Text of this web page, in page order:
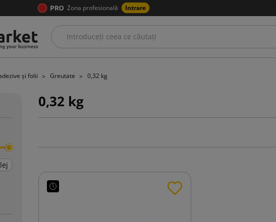
Zona profesională Intrare
și folii Greutate 0,32 kg
lej
0,32 kg